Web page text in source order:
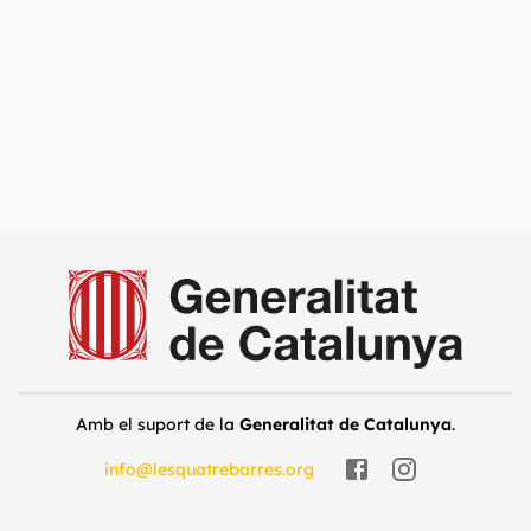
Amb el suport de la Generalitat de Catalunya.
info@lesquatrebarres.org